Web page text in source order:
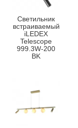
Светильник
встраиваемый
iLEDEX
Telescope
999.3W-200
BK